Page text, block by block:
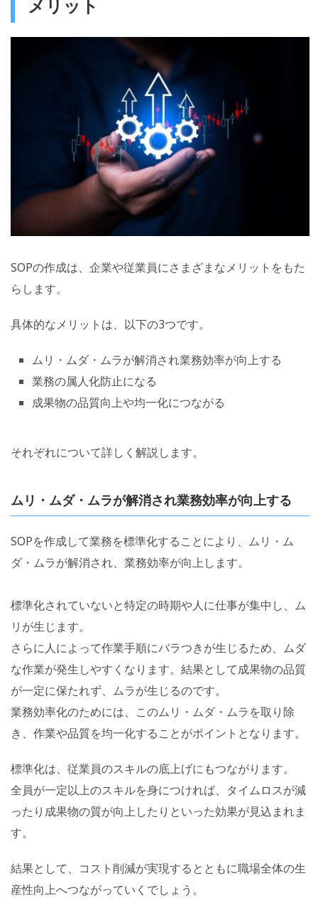
メリット
SOPの作成は、企業や従業員にさまざまなメリットをもた
らします。
具体的なメリットは、以下の3つです。
ムリ・ムダ・ムラが解消され業務効率が向上する
業務の属人化防止になる
成果物の品質向上や均一化につながる
それぞれについて詳しく解説します。
ムリ・ムダ・ムラが解消され業務効率が向上する
SOPを作成して業務を標準化することにより、ムリ・ム
ダ・ムラが解消され、業務効率が向上します。
標準化されていないと特定の時期や人に仕事が集中し、ム
リが生じます。
さらに人によって作業手順にバラつきが生じるため、ムダ
な作業が発生しやすくなります。結果として成果物の品質
が一定に保たれず、ムラが生じるのです。
業務効率化のためには、このムリ・ムダ・ムラを取り除
き、作業や品質を均一化することがポイントとなります。
標準化は、従業員のスキルの底上げにもつながります。
全員が一定以上のスキルを身につければ、タイムロスが減
ったり成果物の質が向上したりといった効果が見込まれま
す。
結果として、コスト削減が実現するとともに職場全体の生
産性向上へつながっていくでしょう。